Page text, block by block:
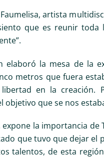
artista
que es reunir
la mesa de la
metros que fuera
en la creación.
que se nos
la importancia
que tuvo que dejar el
talentos, de esta